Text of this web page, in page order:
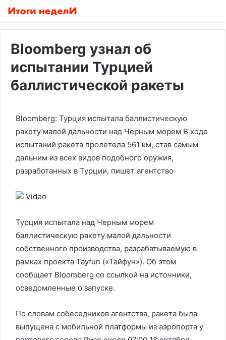
Bloomberg узнал об
испытании Турцией
баллистической ракеты
Bloomberg: Турция испытала баллистическую
ракету малой дальности над Черным морем В ходе
испытаний ракета пролетела 561 км, став самым
дальним из всех видов подобного оружия,
разработанных в Турции, пишет агентство
Video
Турция испытала над Черным морем
баллистическую ракету малой дальности
собственного производства, разрабатываемую в
рамках проекта Tayfun («Тайфун»). Об этом
сообщает Bloomberg со ссылкой на источники,
осведомленные о запуске.
По словам собеседников агентства, ракета была
выпущена с мобильной платформы из аэропорта у